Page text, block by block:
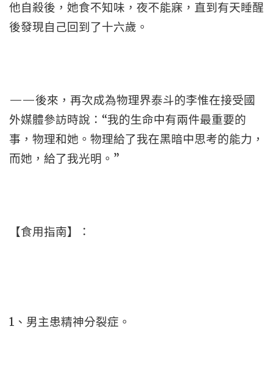
他自殺後，她食不知味，夜不能寐，直到有天睡醒
後發現自己回到了十六歲。
——後來，再次成為物理界泰斗的李惟在接受國
外媒體參訪時說：“我的生命中有兩件最重要的
事，物理和她。物理給了我在黑暗中思考的能力，
而她，給了我光明。”
【食用指南】：
1、男主患精神分裂症。